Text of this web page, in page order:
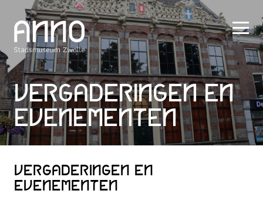
Vergaderingen en
evenementen
Vergaderingen en
evenementen